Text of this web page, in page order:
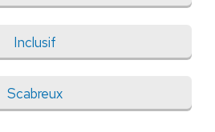
Inclusif
Scabreux